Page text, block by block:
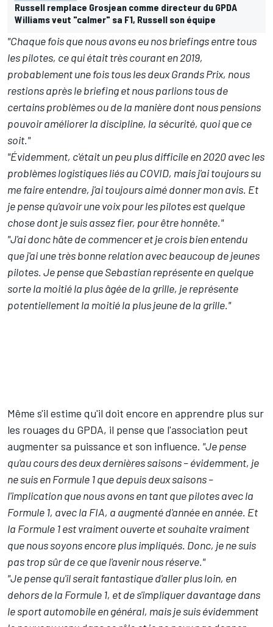
Russell remplace Grosjean comme directeur du GPDA
Williams veut "calmer" sa F1, Russell son équipe
"Chaque fois que nous avons eu nos briefings entre tous
les pilotes, ce qui était très courant en 2019,
probablement une fois tous les deux Grands Prix, nous
restions après le briefing et nous parlions tous de
certains problèmes ou de la manière dont nous pensions
pouvoir améliorer la discipline, la sécurité, quoi que ce
soit."
"Évidemment, c'était un peu plus difficile en 2020 avec les
problèmes logistiques liés au COVID, mais j'ai toujours su
me faire entendre, j'ai toujours aimé donner mon avis. Et
je pense qu'avoir une voix pour les pilotes est quelque
chose dont je suis assez fier, pour être honnête."
"J'ai donc hâte de commencer et je crois bien entendu
que j'ai une très bonne relation avec beaucoup de jeunes
pilotes. Je pense que Sebastian représente en quelque
sorte la moitié la plus âgée de la grille, je représente
potentiellement la moitié la plus jeune de la grille."
Même s'il estime qu'il doit encore en apprendre plus sur
les rouages du GPDA, il pense que l'association peut
augmenter sa puissance et son influence. "Je pense
qu'au cours des deux dernières saisons – évidemment, je
ne suis en Formule 1 que depuis deux saisons –
l'implication que nous avons en tant que pilotes avec la
Formule 1, avec la FIA, a augmenté d'année en année. Et
la Formule 1 est vraiment ouverte et souhaite vraiment
que nous soyons encore plus impliqués. Donc, je ne suis
pas trop sûr de ce que l'avenir nous réserve."
"Je pense qu'il serait fantastique d'aller plus loin, en
dehors de la Formule 1, et de s'impliquer davantage dans
le sport automobile en général, mais je suis évidemment